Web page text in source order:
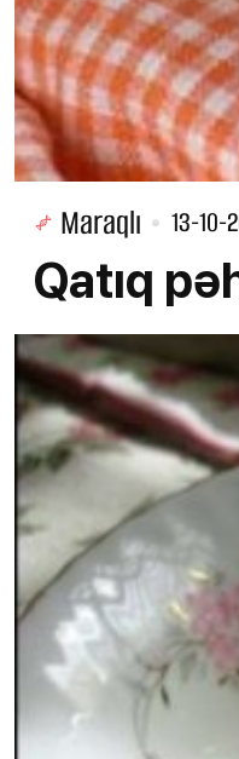
Maraqlı 13-10-
Qatıq